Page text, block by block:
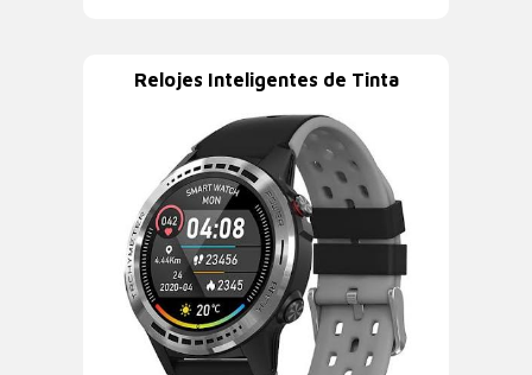
Relojes Inteligentes de Tinta